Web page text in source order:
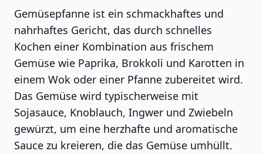
Gemüsepfanne ist ein schmackhaftes und
nahrhaftes Gericht, das durch schnelles
Kochen einer Kombination aus frischem
Gemüse wie Paprika, Brokkoli und Karotten in
einem Wok oder einer Pfanne zubereitet wird.
Das Gemüse wird typischerweise mit
Sojasauce, Knoblauch, Ingwer und Zwiebeln
gewürzt, um eine herzhafte und aromatische
Sauce zu kreieren, die das Gemüse umhüllt.